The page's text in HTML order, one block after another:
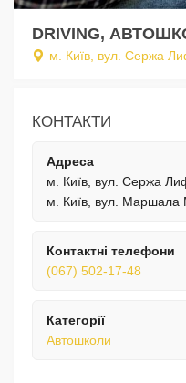
DRIVING,
м. Київ, вул. Сержа
КОНТАКТИ
Адреса
м. Київ, вул. Сержа
м. Київ, вул. Маршала
Контактні телефони
(067) 502-17-48
Категорії
Автошколи